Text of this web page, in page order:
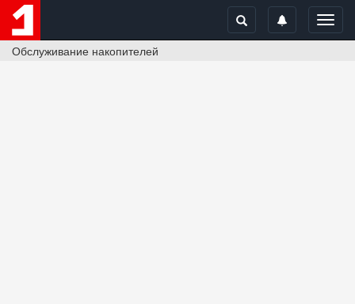
Обслуживание накопителей